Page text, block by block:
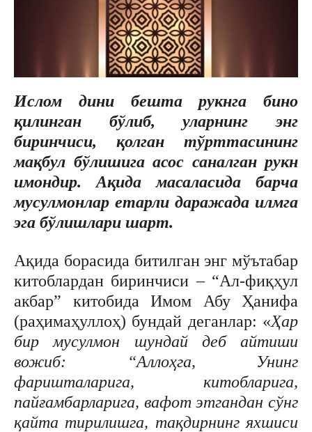
Ислом дини бешта рукнга бино
қилинган бўлиб, уларнинг энг
биринчиси, қолган тўрттасининг
мақбул бўлишига асос саналган рукн
имондир. Ақида масаласида барча
мусулмонлар етарли даражада илмга
эга бўлишлари шарт.
Ақида борасида битилган энг мўътабар
китоблардан биринчиси – “Ал-фиқҳул
акбар” китобида Имом Абу Ҳанифа
(раҳимаҳуллоҳ) бундай деганлар: «Ҳар
бир мусулмон шундай деб айтиши
вожиб: “Аллоҳга, Унинг
фаришталарига, китобларига,
пайғамбарларига, вафот этгандан сўнг
қайта тирилишга, тақдирнинг яхшиси